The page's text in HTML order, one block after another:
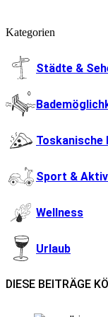
Kategorien
Städte &
Toskanische
Sport &
Wellness
Urlaub
DIESE BEITRÄGE